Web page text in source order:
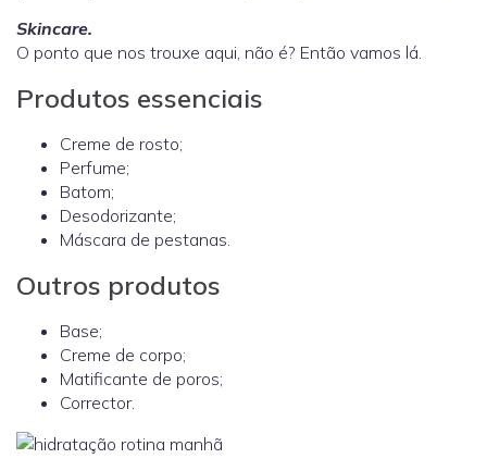
Skincare.
O ponto que nos trouxe aqui, não é? Então vamos lá.
Produtos essenciais
Creme de rosto;
Perfume;
Batom;
Desodorizante;
Máscara de pestanas.
Outros produtos
Base;
Creme de corpo;
Matificante de poros;
Corrector.